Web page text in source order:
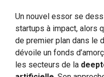
Un nouvel essor se
startups à impact, alors
de premier plan dans le
dévoile un fonds
les secteurs de la